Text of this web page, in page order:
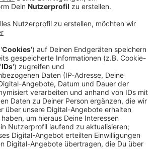
11.06.2024 15:06
Verodnungen stamme aus der EU und
Bürokratie belaste die Betriebe. Über
demnach an, dass Bürokratieabbau
Wahlperiode die größte Priorität haben
seien die Datenschutzverordnung
besonders belastend.
schon eine Liste mit konkreten